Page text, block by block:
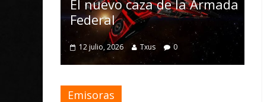
nuevo caza de la Armada
Txus 0
mejoras
4 julio, 2026
Emisoras